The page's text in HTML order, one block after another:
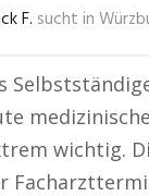
F. sucht in
wichtig.